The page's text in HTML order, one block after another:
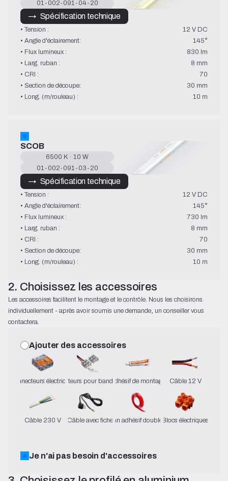
01-002-091-04-20
→   Spécification technique
• Tension :
12 V DC
• Angle d'éclairement:
145°
• Flux lumineux :
830 lm
• Larg. ruban :
8 mm
• CRI :
70
• Section de découpe:
30 mm
• Long. (m/rouleau) :
10 m
SCOB
6500 K · 10 W
01-002-091-03-20
→   Spécification technique
• Tension :
12 V DC
• Angle d'éclairement:
145°
• Flux lumineux :
730 lm
• Larg. ruban :
8 mm
• CRI :
70
• Section de découpe:
30 mm
• Long. (m/rouleau) :
10 m
2. Choisissez les accessoires
Les accessoires facilitent le montage et le contrôle. Nous les choisirons
individuellement - après avoir soumis une demande, un conseiller vous
contactera.
Ajouter des accessoires
Connecteurs électriquesConnecteurs pour bandes LEDAdhésif de montage Câble 12 V
Câble 230 V Câble avec ficheRuban adhésif double faceBlocs électriques
Je n'ai pas besoin d'accessoires